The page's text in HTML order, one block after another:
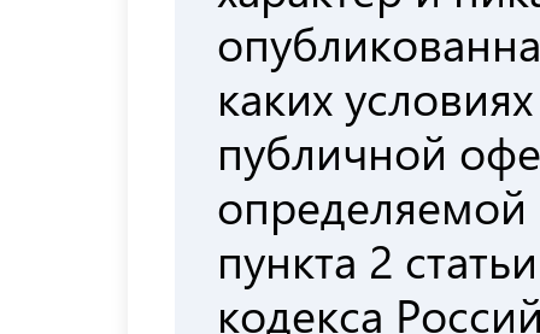
каких
публичной
пункта 2
кодекса